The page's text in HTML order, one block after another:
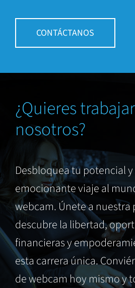
CONTÁCTANOS
¿Quieres
nosotros?
Desbloquea tu potencial
emocionante viaje al
webcam. Únete a
descubre la libertad,
financieras y
esta carrera única.
de webcam hoy mismo y